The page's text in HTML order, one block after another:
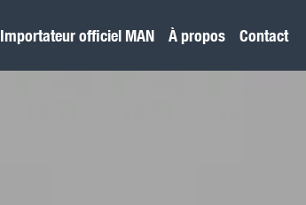
Importateur officiel MAN À propos Contact